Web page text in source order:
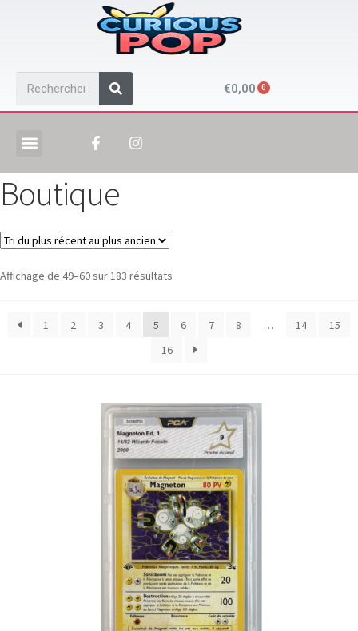
€0,00
Boutique
Affichage de 49–60 sur 183 résultats
1 2 3 4 5 6 7 8 … 14
15
16